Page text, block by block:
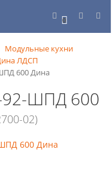
0
Модульные кухни
ЛДСП
600 Дина
92-ШПД 600
02)